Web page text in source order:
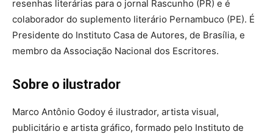
resenhas literárias para o jornal Rascunho (PR) e é
colaborador do suplemento literário Pernambuco (PE). É
Presidente do Instituto Casa de Autores, de Brasília, e
membro da Associação Nacional dos Escritores.
Sobre o ilustrador
Marco Antônio Godoy é ilustrador, artista visual,
publicitário e artista gráfico, formado pelo Instituto de